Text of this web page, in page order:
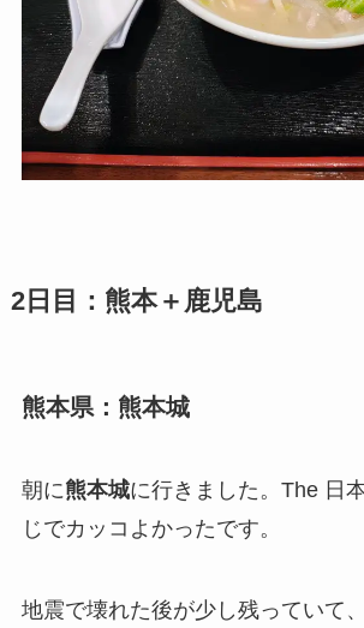
2日目：熊本＋鹿児島
熊本県：熊本城
朝に熊本城に行きました。The 日
じでカッコよかったです。
地震で壊れた後が少し残っていて